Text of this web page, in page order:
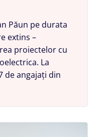
Păun pe durata
extins –
proiectelor cu
La
de angajați din